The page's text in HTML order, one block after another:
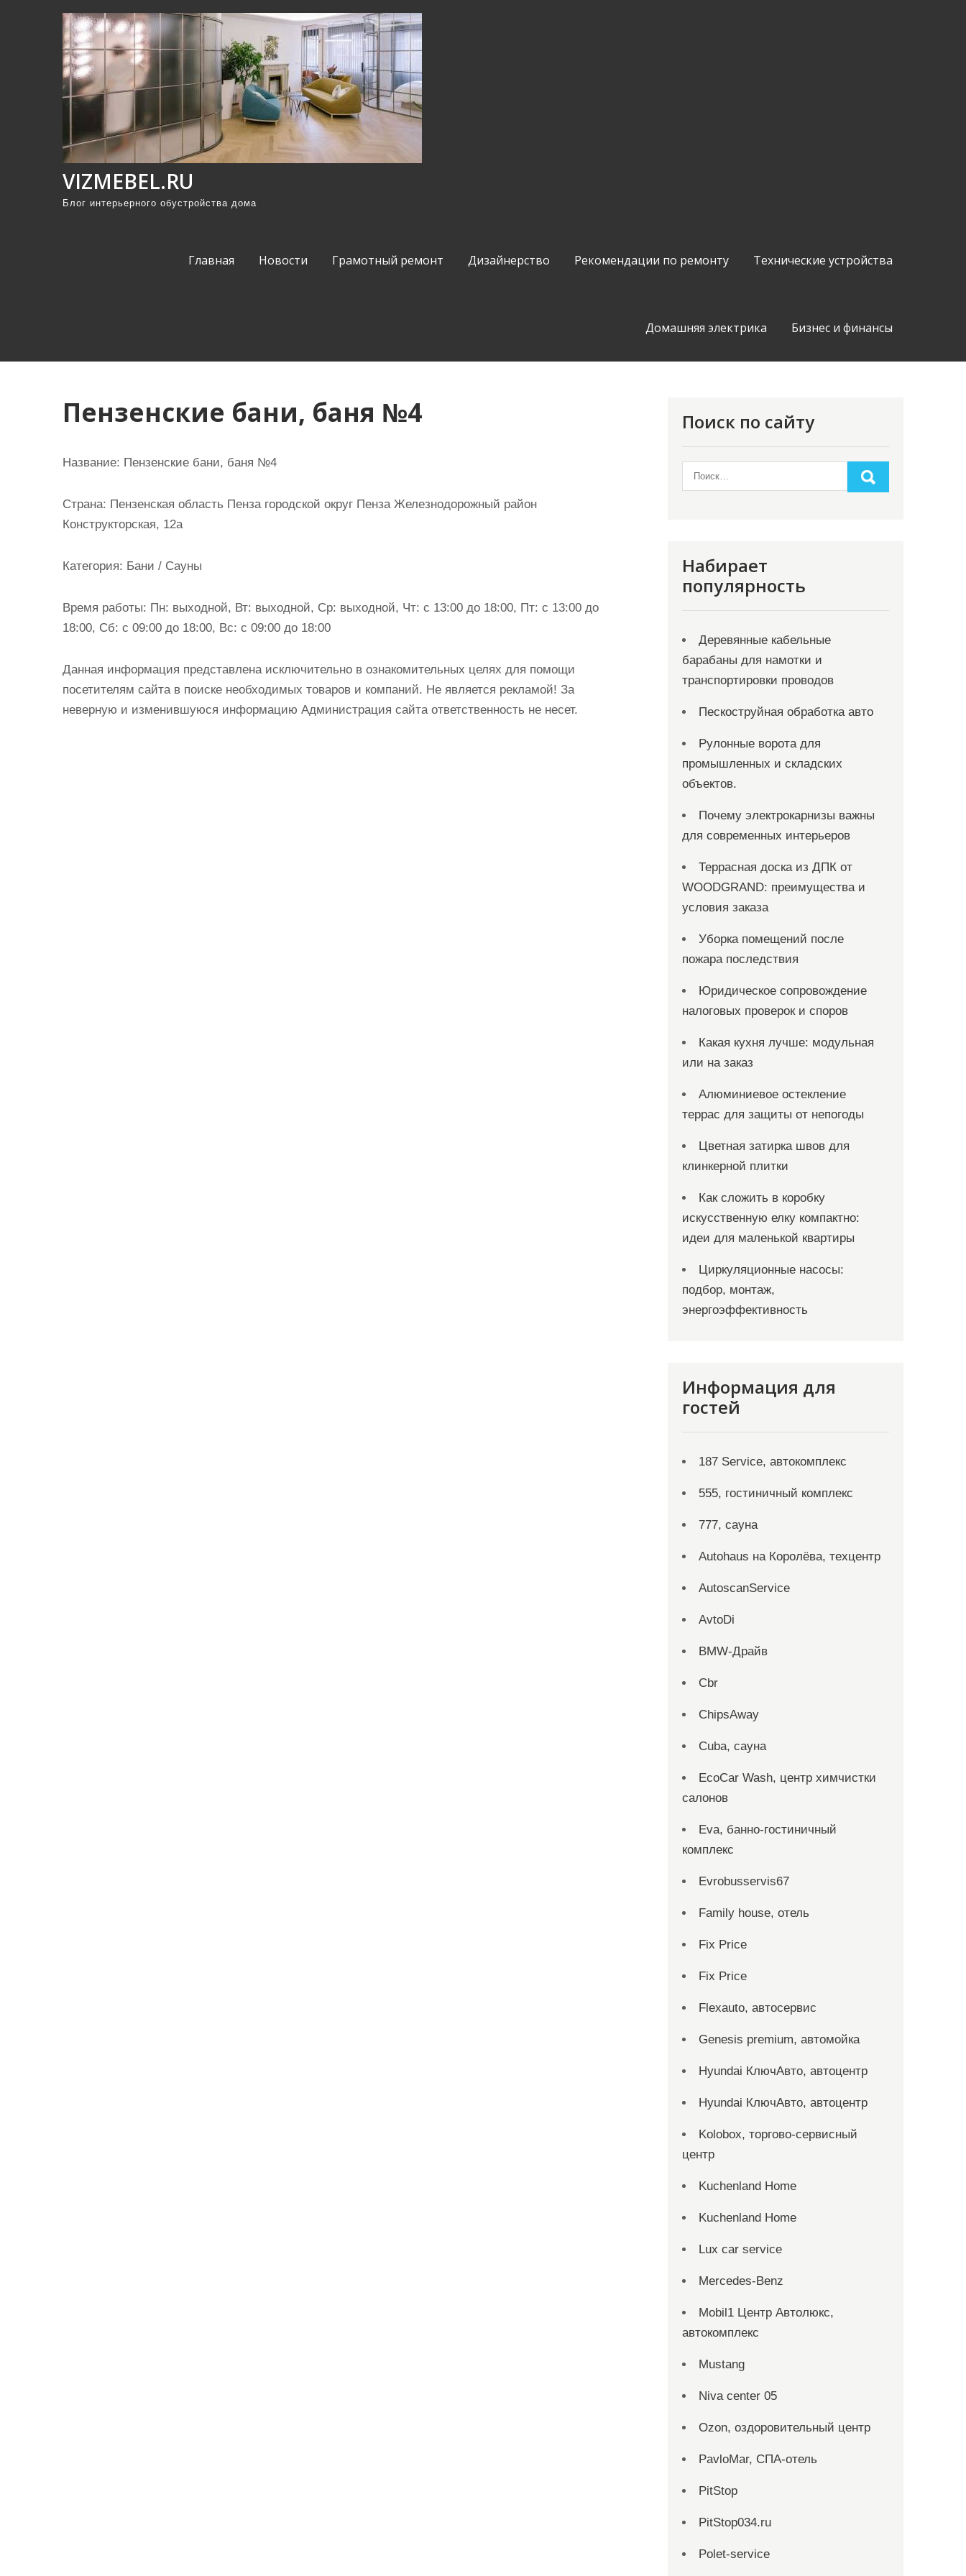
VIZMEBEL.RU
Блог интерьерного обустройства дома
Главная Новости Грамотный ремонт Дизайнерство Рекомендации по ремонту Технические устройства
Домашняя электрика Бизнес и финансы
Пензенские бани, баня №4
Название: Пензенские бани, баня №4
Страна: Пензенская область Пенза городской округ Пенза Железнодорожный район
Конструкторская, 12а
Категория: Бани / Сауны
Время работы: Пн: выходной, Вт: выходной, Ср: выходной, Чт: с 13:00 до 18:00, Пт: с 13:00 до
18:00, Сб: с 09:00 до 18:00, Вс: с 09:00 до 18:00
Данная информация представлена исключительно в ознакомительных целях для помощи
посетителям сайта в поиске необходимых товаров и компаний. Не является рекламой! За
неверную и изменившуюся информацию Администрация сайта ответственность не несет.
Поиск по сайту
Набирает
популярность
Деревянные кабельные
барабаны для намотки и
транспортировки проводов
Пескоструйная обработка авто
Рулонные ворота для
промышленных и складских
объектов.
Почему электрокарнизы важны
для современных интерьеров
Террасная доска из ДПК от
WOODGRAND: преимущества и
условия заказа
Уборка помещений после
пожара последствия
Юридическое сопровождение
налоговых проверок и споров
Какая кухня лучше: модульная
или на заказ
Алюминиевое остекление
террас для защиты от непогоды
Цветная затирка швов для
клинкерной плитки
Как сложить в коробку
искусственную елку компактно:
идеи для маленькой квартиры
Циркуляционные насосы:
подбор, монтаж,
энергоэффективность
Информация для
гостей
187 Service, автокомплекс
555, гостиничный комплекс
777, сауна
Autohaus на Королёва, техцентр
AutoscanService
AvtoDi
BMW-Драйв
Cbr
ChipsAway
Cuba, сауна
EcoCar Wash, центр химчистки
салонов
Eva, банно-гостиничный
комплекс
Evrobusservis67
Family house, отель
Fix Price
Fix Price
Flexauto, автосервис
Genesis premium, автомойка
Hyundai КлючАвто, автоцентр
Hyundai КлючАвто, автоцентр
Kolobox, торгово-сервисный
центр
Kuchenland Home
Kuchenland Home
Lux car service
Mercedes-Benz
Mobil1 Центр Автолюкс,
автокомплекс
Mustang
Niva center 05
Ozon, оздоровительный центр
PavloMar, СПА-отель
PitStop
PitStop034.ru
Polet-service